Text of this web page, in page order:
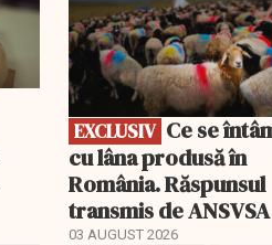
EXCLUSIV
cu lâna produsă în
România. Răspunsul
transmis de ANSVSA
03 AUGUST 2026